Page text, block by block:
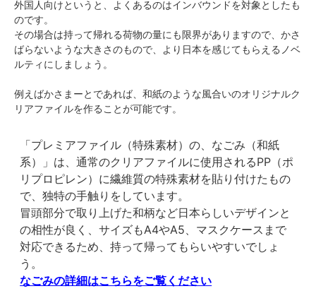
外国人向けというと、よくあるのはインバウンドを対象としたも
のです。
その場合は持って帰れる荷物の量にも限界がありますので、かさ
ばらないような大きさのもので、より日本を感じてもらえるノベ
ルティにしましょう。
例えばかさまーとであれば、和紙のような風合いのオリジナルク
リアファイルを作ることが可能です。
「プレミアファイル（特殊素材）の、なごみ（和紙
系）」は、通常のクリアファイルに使用されるPP（ポ
リプロピレン）に繊維質の特殊素材を貼り付けたもの
で、独特の手触りをしています。
冒頭部分で取り上げた和柄など日本らしいデザインと
の相性が良く、サイズもA4やA5、マスクケースまで
対応できるため、持って帰ってもらいやすいでしょ
う。
なごみの詳細はこちらをご覧ください